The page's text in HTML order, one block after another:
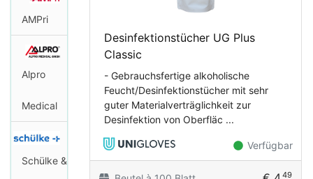
AMPri
Alpro
Medical
Schülke &
Desinfektionstücher UG Plus
Classic
- Gebrauchsfertige alkoholische
Feucht/Desinfektionstücher mit sehr
guter Materialverträglichkeit zur
Desinfektion von Oberfläc ...
Verfügbar
49